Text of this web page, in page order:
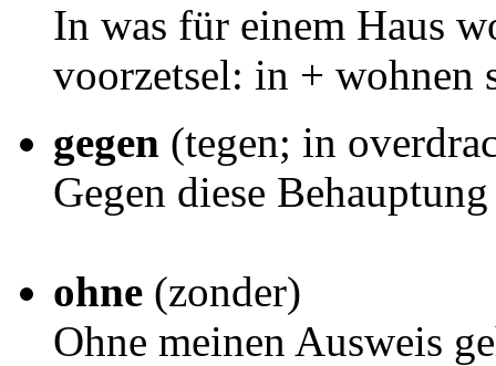
In was für einem Haus
voorzetsel: in + wohnen
gegen (tegen; in
Gegen diese
ohne (zonder)
Ohne meinen Ausweis